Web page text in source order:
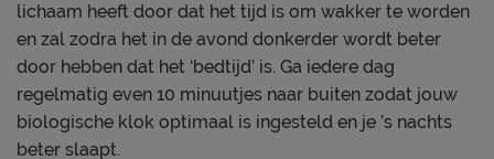
lichaam heeft door dat het tijd is om wakker te worden
en zal zodra het in de avond donkerder wordt beter
door hebben dat het ‘bedtijd’ is. Ga iedere dag
regelmatig even 10 minuutjes naar buiten zodat jouw
biologische klok optimaal is ingesteld en je ’s nachts
beter slaapt.